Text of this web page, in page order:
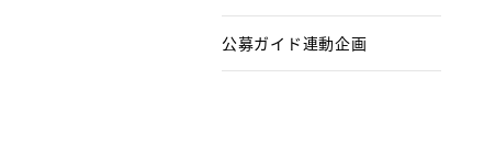
公募ガイド連動企画